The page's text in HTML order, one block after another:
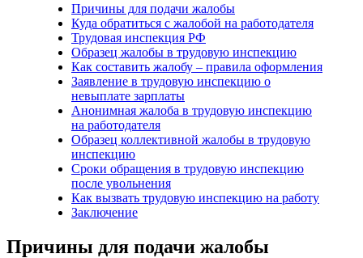
Причины для подачи жалобы
Куда обратиться с жалобой на работодателя
Трудовая инспекция РФ
Образец жалобы в трудовую инспекцию
Как составить жалобу – правила оформления
Заявление в трудовую инспекцию о
невыплате зарплаты
Анонимная жалоба в трудовую инспекцию
на работодателя
Образец коллективной жалобы в трудовую
инспекцию
Сроки обращения в трудовую инспекцию
после увольнения
Как вызвать трудовую инспекцию на работу
Заключение
Причины для подачи жалобы